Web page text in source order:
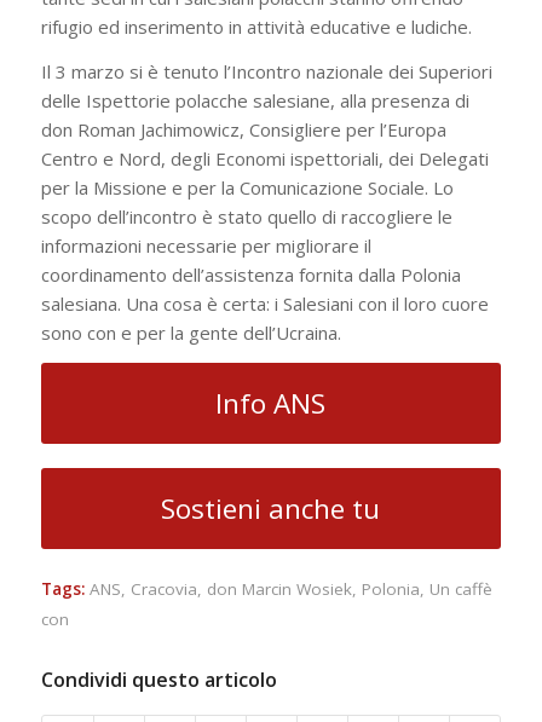
rifugio ed inserimento in attività educative e ludiche.
Il 3 marzo si è tenuto l’Incontro nazionale dei Superiori
delle Ispettorie polacche salesiane, alla presenza di
don Roman Jachimowicz, Consigliere per l’Europa
Centro e Nord, degli Economi ispettoriali, dei Delegati
per la Missione e per la Comunicazione Sociale. Lo
scopo dell’incontro è stato quello di raccogliere le
informazioni necessarie per migliorare il
coordinamento dell’assistenza fornita dalla Polonia
salesiana. Una cosa è certa: i Salesiani con il loro cuore
sono con e per la gente dell’Ucraina.
Info ANS
Sostieni anche tu
Tags: ANS, Cracovia, don Marcin Wosiek, Polonia, Un caffè
con
Condividi questo articolo